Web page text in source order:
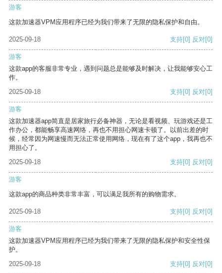
游客
这款加速器VPM应用程序已经为我们带来了无限的隐私保护和自由。
2025-09-18 支持[0] 反对[0]
游客
这款app的客服非常专业，遇到问题总是能够及时解决，让我能够安心工
作。
2025-09-18
支持[0] 反对[0]
游客
这款加速器app简直是居家旅行必备神器，无论是看视频、玩游戏还是工
作办公，都能畅享高速网络，再也不用担心网速卡顿了。以前出差的时
候，经常因为网速慢而无法正常使用网络，现在有了这个app，我再也不
用担心了。
2025-09-18
支持[0] 反对[0]
游客
这款app的商品种类非常丰富，可以满足我所有的购物需求。
2025-09-18 支持[0] 反对[0]
游客
这款加速器VPM应用程序已经为我们带来了无限的隐私保护和安全性保
护。
2025-09-18
支持[0] 反对[0]